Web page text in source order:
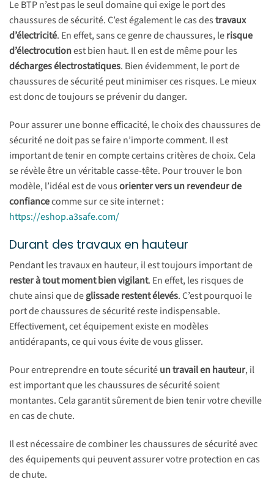
Le BTP n’est pas le seul domaine qui exige le port des
chaussures de sécurité. C’est également le cas destravaux
d’électricité. En effet, sans ce genre de chaussures, lerisque
d’électrocutionest bien haut. Il en est de même pour les
décharges électrostatiques. Bien évidemment, le port de
chaussures de sécurité peut minimiser ces risques. Le mieux
est donc de toujours se prévenir du danger.
Pour assurer une bonne efficacité, le choix des chaussures de
sécurité ne doit pas se faire n’importe comment. Il est
important de tenir en compte certains critères de choix. Cela
se révèle être un véritable casse-tête. Pour trouver le bon
modèle, l’idéal est de vousorienter vers un revendeur de
confiancecomme sur ce site internet :
https://eshop.a3safe.com/
Durant des travaux en hauteur
Pendant les travaux en hauteur, il est toujours important de
rester à tout moment bien vigilant. En effet, les risques de
chute ainsi que deglissade restent élevés. C’est pourquoi le
port de chaussures de sécurité reste indispensable.
Effectivement, cet équipement existe en modèles
antidérapants, ce qui vous évite de vous glisser.
Pour entreprendre en toute sécuritéun travail en hauteur, il
est important que les chaussures de sécurité soient
montantes. Cela garantit sûrement de bien tenir votre cheville
en cas de chute.
Il est nécessaire de combiner les chaussures de sécurité avec
des équipements qui peuvent assurer votre protection en cas
de chute.